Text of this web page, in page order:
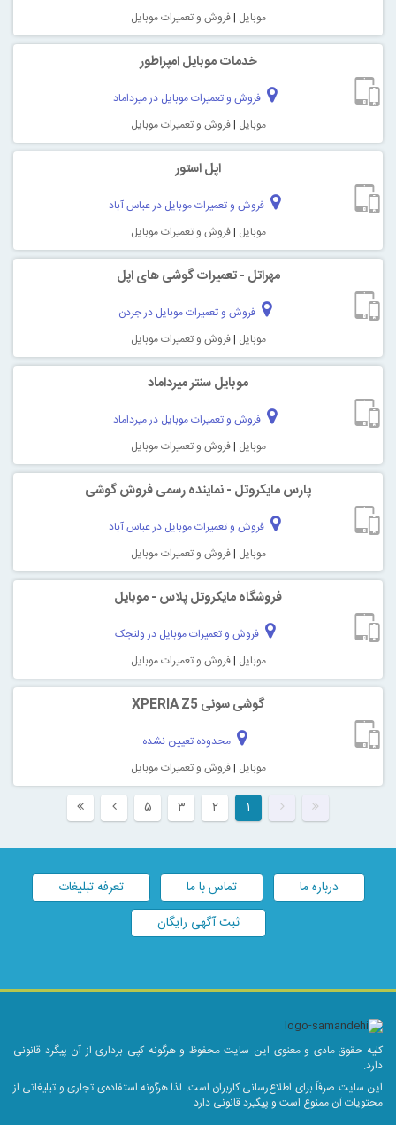
موبایل |فروش و تعمیرات موبایل
خدمات موبایل امپراطور
فروش و تعمیرات موبایل در میرداماد
موبایل |فروش و تعمیرات موبایل
اپل استور
فروش و تعمیرات موبایل در عباس آباد
موبایل |فروش و تعمیرات موبایل
مهراتل - تعمیرات گوشی های اپل
فروش و تعمیرات موبایل در جردن
موبایل |فروش و تعمیرات موبایل
موبایل سنتر میرداماد
فروش و تعمیرات موبایل در میرداماد
موبایل |فروش و تعمیرات موبایل
پارس مایکروتل - نماینده رسمی فروش گوشی
فروش و تعمیرات موبایل در عباس آباد
موبایل |فروش و تعمیرات موبایل
فروشگاه مایکروتل پلاس - موبایل
فروش و تعمیرات موبایل در ولنجک
موبایل |فروش و تعمیرات موبایل
گوشی سونی XPERIA Z5
محدوده تعیین نشده
موبایل |فروش و تعمیرات موبایل
۱ ۲ ۳ ۵
درباره ما تماس با ما
تعرفه تبلیغات
ثبت آگهی رایگان
کلیه حقوق مادی و معنوی این سایت محفوظ و هرگونه کپی برداری از آن پیگرد قانونی
دارد.
این سایت صرفاً برای اطلاع‌رسانی کاربران است. لذا هرگونه استفاده‌ی تجاری و تبلیغاتی از
محتویات آن ممنوع است و پیگیرد قانونی دارد.